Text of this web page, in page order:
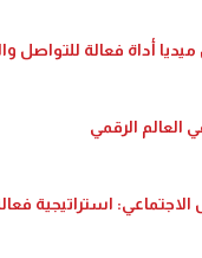
أداة فعالة للتواصل
العالم الرقمي
استراتيجية